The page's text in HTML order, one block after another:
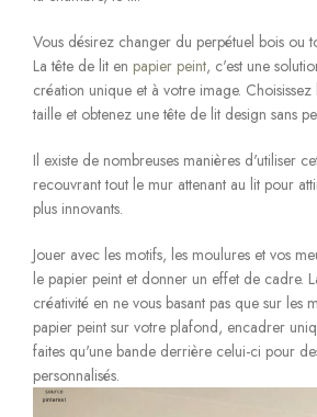
Vous désirez changer du perpétuel bois ou
La tête de lit en papier peint, c'est une
création unique et à votre image.
taille et obtenez une tête de lit design sans
Il existe de nombreuses manières d'utiliser
recouvrant tout le mur attenant au lit pour
plus innovants.
Jouer avec les motifs, les moulures et vos
le papier peint et donner un effet de cadre.
créativité en ne vous basant pas que sur les
papier peint sur votre plafond, encadrer
faites qu'une bande derrière celui-ci pour
personnalisés.